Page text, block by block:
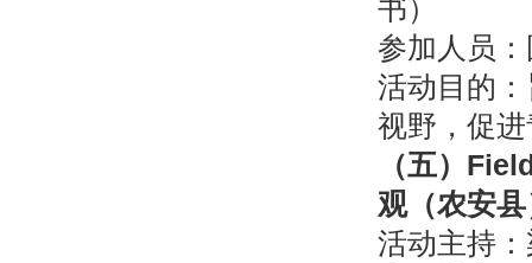
书）
参加人员
活动目的
视野，促
（五）
观（农安
活动主持